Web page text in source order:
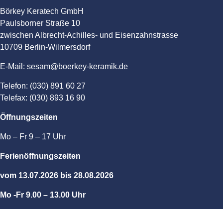
Börkey Keratech GmbH
Paulsborner Straße 10
zwischen Albrecht-Achilles- und Eisenzahnstrasse
10709 Berlin-Wilmersdorf
E-Mail: sesam@boerkey-keramik.de
Telefon: (030) 891 60 27
Telefax: (030) 893 16 90
Öffnungszeiten
Mo – Fr 9 – 17 Uhr
Ferienöffnungszeiten
vom 13.07.2026 bis 28.08.2026
Mo -Fr 9.00 – 13.00 Uhr